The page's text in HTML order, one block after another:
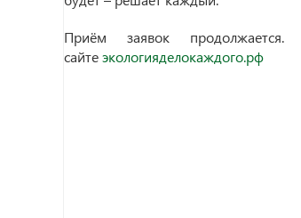
Приём заявок
сайтеэкологияделокаждого.рф